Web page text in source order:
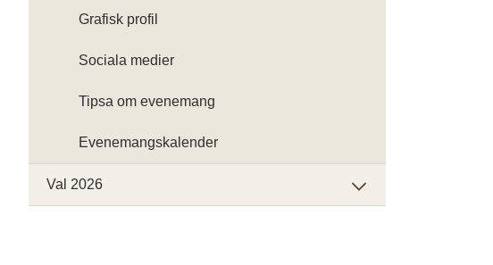
Grafisk profil
Sociala medier
Tipsa om evenemang
Evenemangskalender
Val 2026